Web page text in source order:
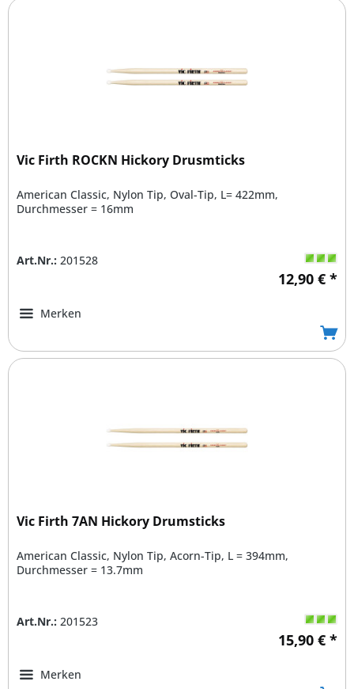
Vic Firth ROCKN Hickory Drusmticks
American Classic, Nylon Tip, Oval-Tip, L= 422mm,
Durchmesser = 16mm
Art.Nr.: 201528
12,90 € *
Merken
Vic Firth 7AN Hickory Drumsticks
American Classic, Nylon Tip, Acorn-Tip, L = 394mm,
Durchmesser = 13.7mm
Art.Nr.: 201523
15,90 € *
Merken